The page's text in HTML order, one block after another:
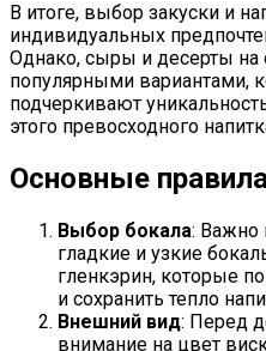
В итоге, выбор закуски и
индивидуальных
Однако, сыры и десерты на
популярными вариантами,
подчеркивают
этого превосходного
Основные
Выбор бокала: Важно
гладкие и узкие
гленкэрин, которые
и сохранить тепло
Внешний вид: Перед
внимание на цвет